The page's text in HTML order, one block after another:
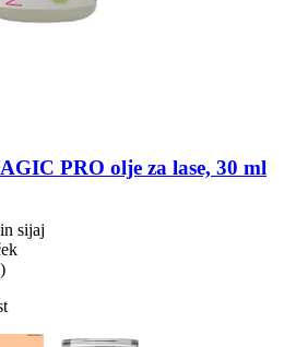
PRO olje za lase, 30 ml
sijaj